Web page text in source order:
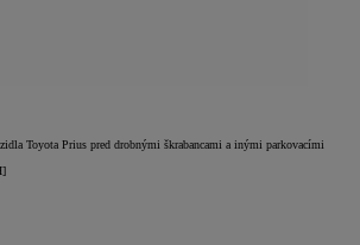
Toyota Prius pred drobnými škrabancami a inými parkovacími